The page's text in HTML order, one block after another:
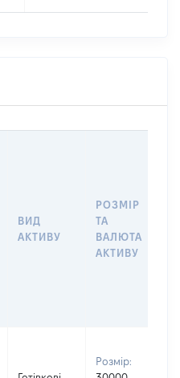
ВИД
АКТИВУ
РОЗМІР
ТА
ВАЛЮТА
АКТИВУ
Розмір: